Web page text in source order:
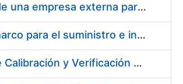
Servicios de una empresa externa para el asesoramiento y resolución de los recursos de alzada que se presentan relacionados con procesos de selección para la FNMT-RCM
Acuerdo marco para el suministro e instalación de persianas, estores y otros complementos
Servicio de Calibración y Verificación Externa de los Equipos de Medición del Servicio de Prevención de la FNMT-RCM